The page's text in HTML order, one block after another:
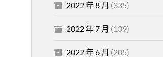
2022 年 8 月 (335)
2022 年 7 月 (139)
2022 年 6 月 (205)